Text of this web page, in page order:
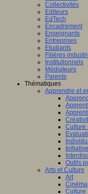
Collectivités
Editeurs
EdTech
Encadrement
Enseignants
Entreprises
Etudiants
Filières
Institutionnels
Médiateurs
Parents
Thématiques
Apprendre et
Culture
Outils
Arts et Culture
Art
Cinéma
Culture